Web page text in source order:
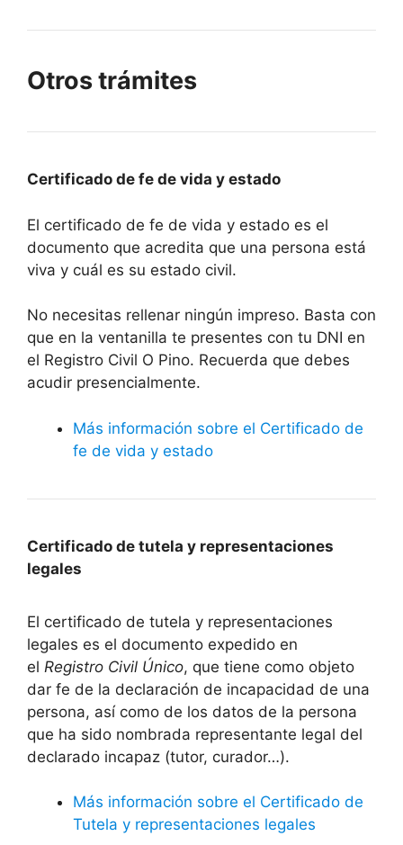
Otros trámites
Certificado de fe de vida y estado
El certificado de fe de vida y estado es el
documento que acredita que una persona está
viva y cuál es su estado civil.
No necesitas rellenar ningún impreso. Basta con
que en la ventanilla te presentes con tu DNI en
el Registro Civil O Pino. Recuerda que debes
acudir presencialmente.
Más información sobre el Certificado de
fe de vida y estado
Certificado de tutela y representaciones
legales
El certificado de tutela y representaciones
legales es el documento expedido en
el Registro Civil Único, que tiene como objeto
dar fe de la declaración de incapacidad de una
persona, así como de los datos de la persona
que ha sido nombrada representante legal del
declarado incapaz (tutor, curador…).
Más información sobre el Certificado de
Tutela y representaciones legales